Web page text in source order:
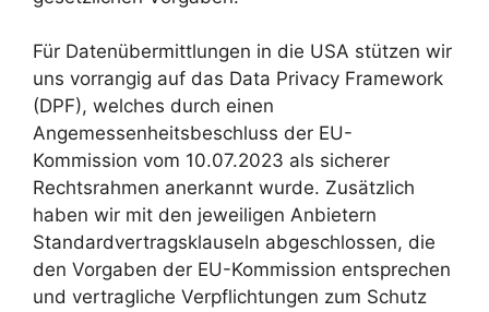
Für Datenübermittlungen in die USA stützen wir
uns vorrangig auf das Data Privacy Framework
(DPF), welches durch einen
Angemessenheitsbeschluss der EU-
Kommission vom 10.07.2023 als sicherer
Rechtsrahmen anerkannt wurde. Zusätzlich
haben wir mit den jeweiligen Anbietern
Standardvertragsklauseln abgeschlossen, die
den Vorgaben der EU-Kommission entsprechen
und vertragliche Verpflichtungen zum Schutz